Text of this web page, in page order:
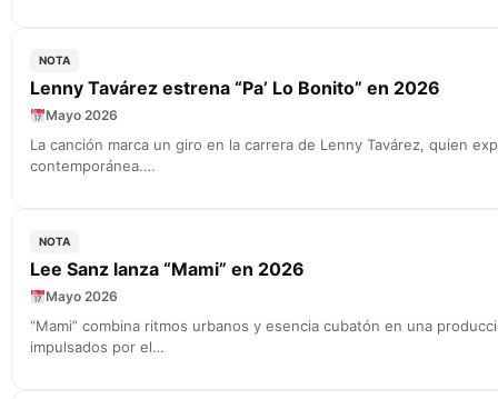
NOTA
Lenny Tavárez estrena “Pa’ Lo Bonito” en 2026
Mayo 2026
La canción marca un giro en la carrera de Lenny Tavárez, quien
contemporánea.…
NOTA
Lee Sanz lanza “Mami” en 2026
Mayo 2026
“Mami” combina ritmos urbanos y esencia cubatón en una
impulsados por el…